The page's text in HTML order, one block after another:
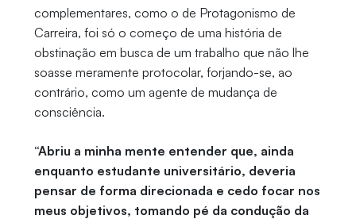
complementares, como o de Protagonismo de
Carreira, foi só o começo de uma história de
obstinação em busca de um trabalho que não lhe
soasse meramente protocolar, forjando-se, ao
contrário, como um agente de mudança de
consciência.
“Abriu a minha mente entender que, ainda
enquanto estudante universitário, deveria
pensar de forma direcionada e cedo focar nos
meus objetivos, tomando pé da condução da